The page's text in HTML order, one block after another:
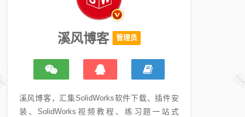
溪风博客 管理员
溪风博客，汇集SolidWorks软件下载、插件安
装、SolidWorks视频教程、练习题一站式